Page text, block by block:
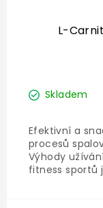
L-
Skladem
Efektivní a
procesů
Výhody
fitness sportů